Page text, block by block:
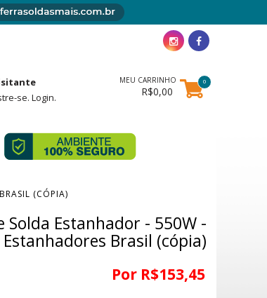
se. Login.
0
MEU CARRINHO
R$0,00
(CÓPIA)
Solda Estanhador - 550W -
Estanhadores Brasil (cópia)
Por R$153,45